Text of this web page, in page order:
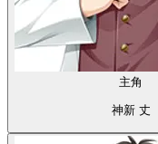
主角
神新 丈